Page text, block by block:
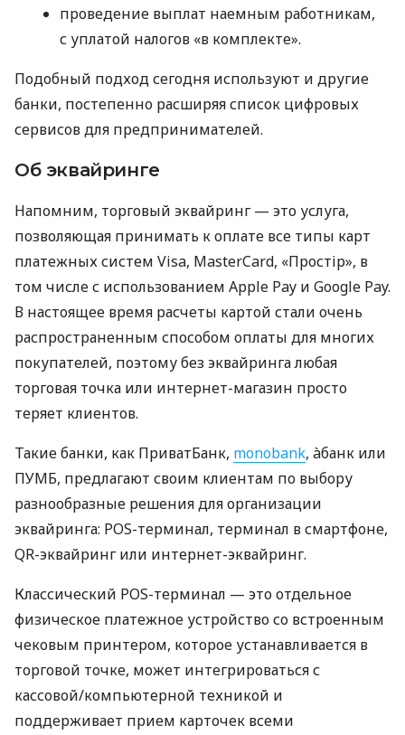
проведение выплат наемным работникам,
с уплатой налогов «в комплекте».
Подобный подход сегодня используют и другие
банки, постепенно расширяя список цифровых
сервисов для предпринимателей.
Об эквайринге
Напомним, торговый эквайринг — это услуга,
позволяющая принимать к оплате все типы карт
платежных систем Visa, MasterCard, «Простір», в
том числе с использованием Apple Pay и Google Pay.
В настоящее время расчеты картой стали очень
распространенным способом оплаты для многих
покупателей, поэтому без эквайринга любая
торговая точка или интернет-магазин просто
теряет клиентов.
Такие банки, как ПриватБанк, monobank, àбанк или
ПУМБ, предлагают своим клиентам по выбору
разнообразные решения для организации
эквайринга: POS-терминал, терминал в смартфоне,
QR-эквайринг или интернет-эквайринг.
Классический POS-терминал — это отдельное
физическое платежное устройство со встроенным
чековым принтером, которое устанавливается в
торговой точке, может интегрироваться с
кассовой/компьютерной техникой и
поддерживает прием карточек всеми